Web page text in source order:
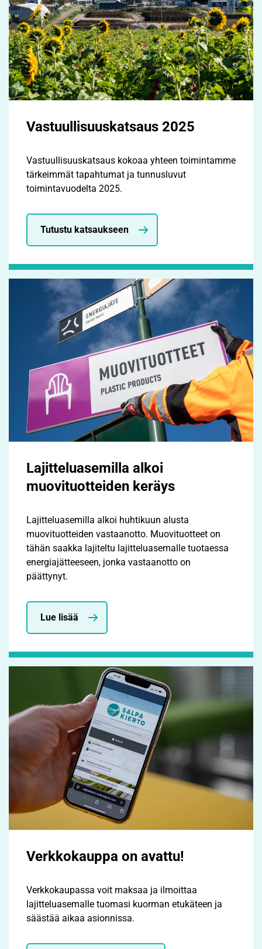
Vastuullisuuskatsaus 2025
Vastuullisuuskatsaus kokoaa yhteen toimintamme
tärkeimmät tapahtumat ja tunnusluvut
toimintavuodelta 2025.
Tutustu katsaukseen
Lajitteluasemilla alkoi
muovituotteiden keräys
Lajitteluasemilla alkoi huhtikuun alusta
muovituotteiden vastaanotto. Muovituotteet on
tähän saakka lajiteltu lajitteluasemalle tuotaessa
energiajätteeseen, jonka vastaanotto on
päättynyt.
Lue lisää
Verkkokauppa on avattu!
Verkkokaupassa voit maksaa ja ilmoittaa
lajitteluasemalle tuomasi kuorman etukäteen ja
säästää aikaa asionnissa.